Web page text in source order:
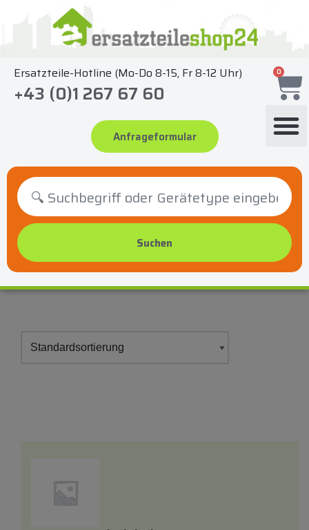
springen
Ersatzteile-Hotline (Mo-Do 8-15, Fr 8-12 Uhr)
+43 (0)1 267 67 60
Anfrageformular
0